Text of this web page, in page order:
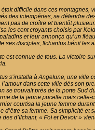
était difficile dans ces montagnes,
des intempéries, se défendre
pas de croître et bientôt
les cent croyants choisis par
et leur annonça qu’un
ses disciples, Ilchantus bénit les
est connue de tous. La victoire
s’installa à Angelune, une ville
l’amour dans cette ville dès son
se trouvait près de la porte Sud
de la jeune pucelle mais celle-
courtisa la jeune femme
d’être sa femme. Sa simplicité et
des d’Ilchant, « Foi et Devoir »